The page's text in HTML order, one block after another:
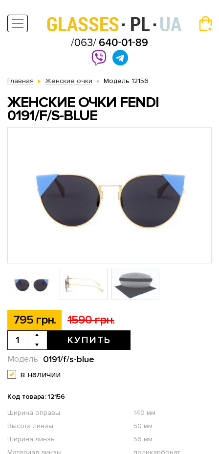
Главная Женские очки Модель 12156
ЖЕНСКИЕ ОЧКИ FENDI
0191/F/S-BLUE
795 грн. 1590 грн.
КУПИТЬ
0191/f/s-blue
Модель
в наличии
Код товара: 12156
Ширина оправы
140 мм
Высота линзы
50 мм
Ширина линзы
56 мм
Материал линзы
поликарбонат